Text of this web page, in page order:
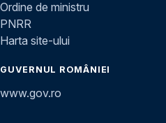
Ordine de ministru
PNRR
Harta site-ului
GUVERNUL ROMÂNIEI
www.gov.ro